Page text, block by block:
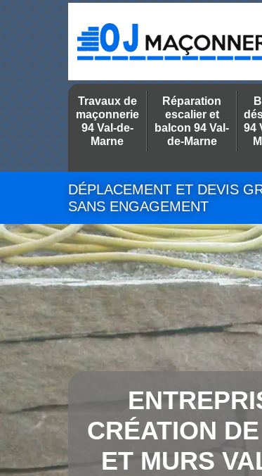
Travaux de
maçonnerie
94 Val-de-
Marne
Réparation
escalier et
balcon 94 Val-
de-Marne
94
DÉPLACEMENT ET DEVIS
SANS ENGAGEMENT
CRÉATION
ET MURS